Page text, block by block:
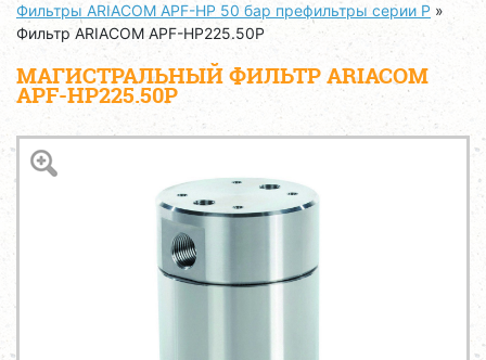
Фильтры ARIACOM APF-HP 50 бар префильтры серии P »
Фильтр ARIACOM APF-HP225.50P
МАГИСТРАЛЬНЫЙ ФИЛЬТР ARIACOM
APF-HP225.50P